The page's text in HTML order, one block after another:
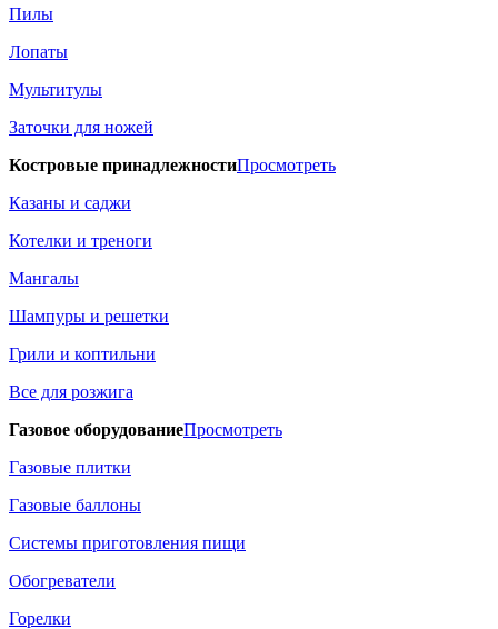
Пилы
Лопаты
Мультитулы
Заточки для ножей
Костровые принадлежностиПросмотреть
Казаны и саджи
Котелки и треноги
Мангалы
Шампуры и решетки
Грили и коптильни
Все для розжига
Газовое оборудованиеПросмотреть
Газовые плитки
Газовые баллоны
Системы приготовления пищи
Обогреватели
Горелки